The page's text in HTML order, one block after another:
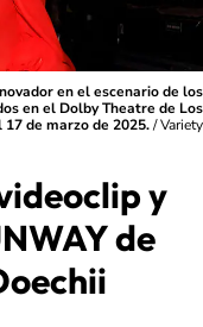
en el escenario de los
en el Dolby Theatre de Los
de marzo de 2025./Variety
y
de